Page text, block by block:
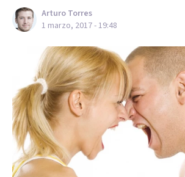
Arturo Torres
1 marzo, 2017 - 19:48